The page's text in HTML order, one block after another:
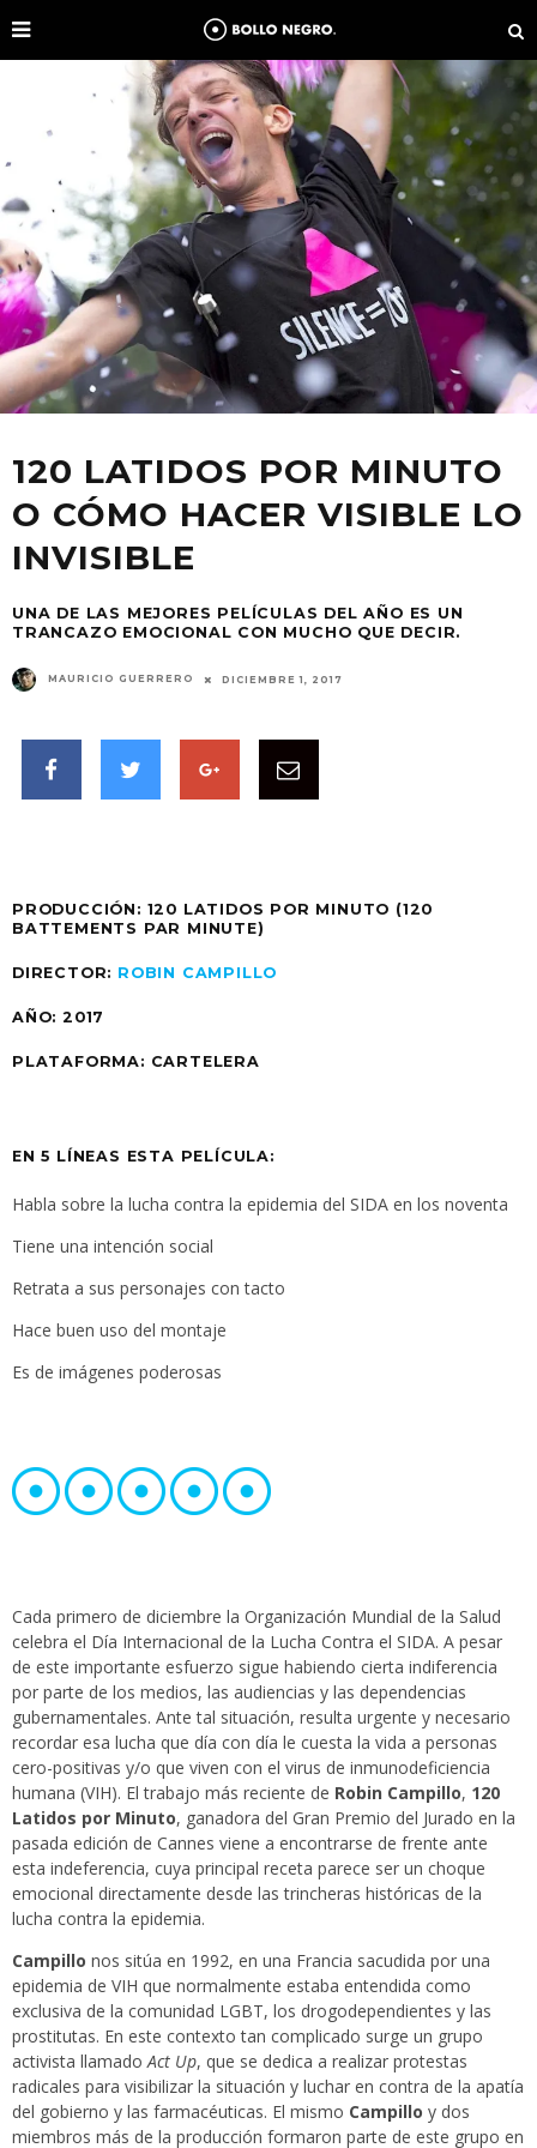
120 LATIDOS POR MINUTO
O CÓMO HACER VISIBLE LO
INVISIBLE
UNA DE LAS MEJORES PELÍCULAS DEL AÑO ES UN
TRANCAZO EMOCIONAL CON MUCHO QUE DECIR.
MAURICIO GUERRERO DICIEMBRE 1, 2017
PRODUCCIÓN: 120 LATIDOS POR MINUTO (120
BATTEMENTS PAR MINUTE)
DIRECTOR: ROBIN CAMPILLO
AÑO: 2017
PLATAFORMA: CARTELERA
EN 5 LÍNEAS ESTA PELÍCULA:
Habla sobre la lucha contra la epidemia del SIDA en los noventa
Tiene una intención social
Retrata a sus personajes con tacto
Hace buen uso del montaje
Es de imágenes poderosas
Cada primero de diciembre la Organización Mundial de la Salud
celebra el Día Internacional de la Lucha Contra el SIDA. A pesar
de este importante esfuerzo sigue habiendo cierta indiferencia
por parte de los medios, las audiencias y las dependencias
gubernamentales. Ante tal situación, resulta urgente y necesario
recordar esa lucha que día con día le cuesta la vida a personas
cero-positivas y/o que viven con el virus de inmunodeficiencia
humana (VIH). El trabajo más reciente de Robin Campillo, 120
Latidos por Minuto, ganadora del Gran Premio del Jurado en la
pasada edición de Cannes viene a encontrarse de frente ante
esta indeferencia, cuya principal receta parece ser un choque
emocional directamente desde las trincheras históricas de la
lucha contra la epidemia.
Campillo nos sitúa en 1992, en una Francia sacudida por una
epidemia de VIH que normalmente estaba entendida como
exclusiva de la comunidad LGBT, los drogodependientes y las
prostitutas. En este contexto tan complicado surge un grupo
activista llamadoAct Up, que se dedica a realizar protestas
radicales para visibilizar la situación y luchar en contra de la apatía
del gobierno y las farmacéuticas. El mismo Campillo y dos
miembros más de la producción formaron parte de este grupo en